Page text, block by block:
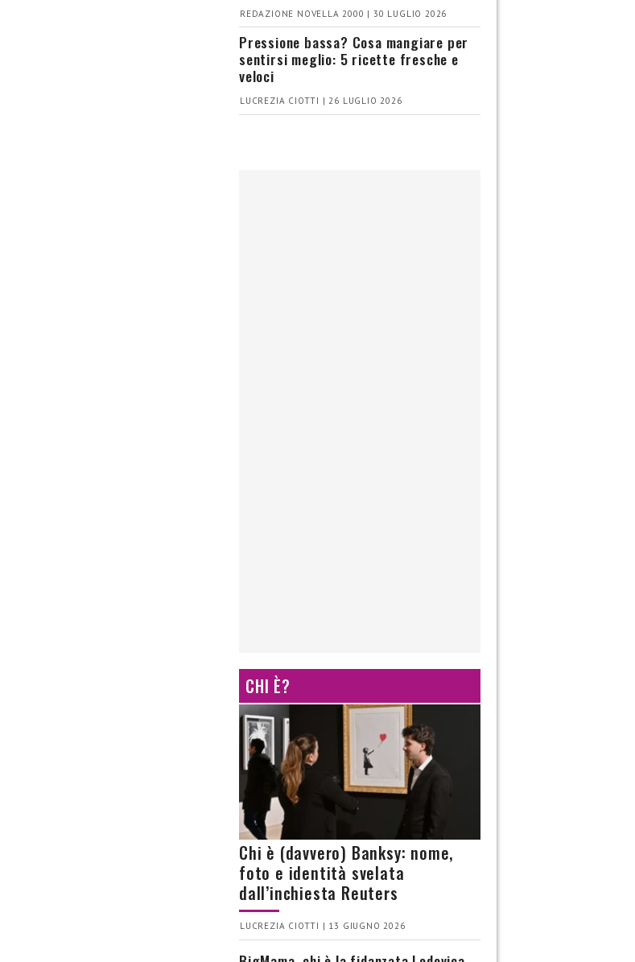
REDAZIONE NOVELLA 2000 | 30 LUGLIO 2026
Pressione bassa? Cosa mangiare per
sentirsi meglio: 5 ricette fresche e
veloci
LUCREZIA CIOTTI | 26 LUGLIO 2026
CHI È?
Chi è (davvero) Banksy: nome,
foto e identità svelata
dall’inchiesta Reuters
LUCREZIA CIOTTI | 13 GIUGNO 2026